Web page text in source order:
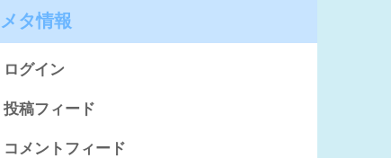
メタ情報
ログイン
投稿フィード
コメントフィード